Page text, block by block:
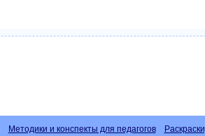
Методики и конспекты для педагогов